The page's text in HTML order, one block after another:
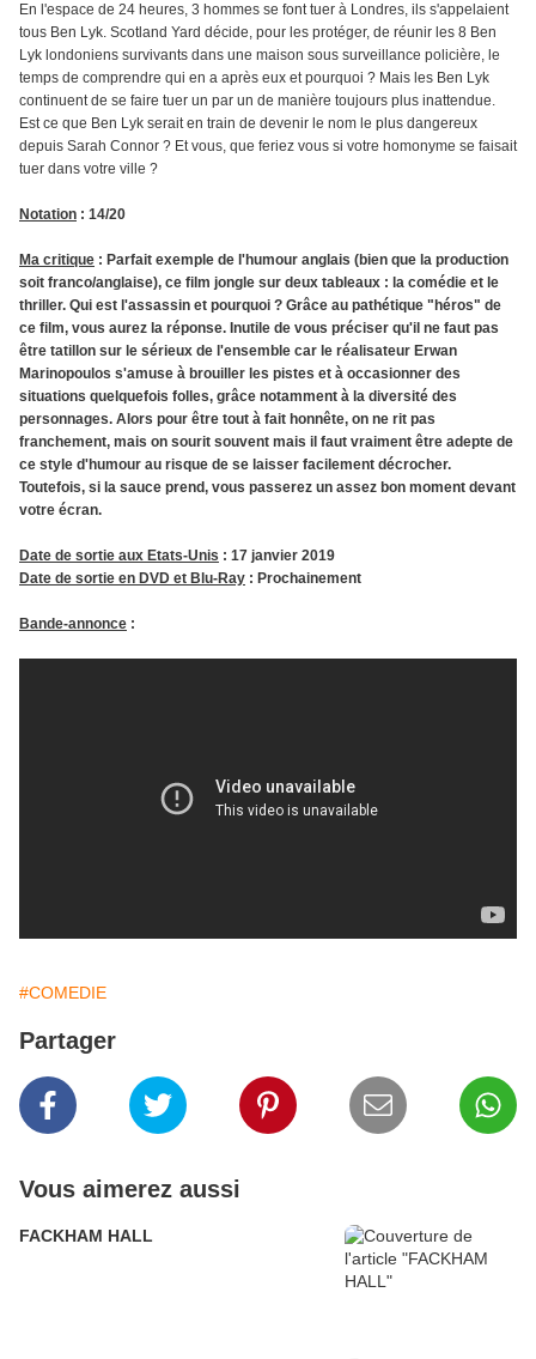
En l'espace de 24 heures, 3 hommes se font tuer à Londres, ils s'appelaient
tous Ben Lyk. Scotland Yard décide, pour les protéger, de réunir les 8 Ben
Lyk londoniens survivants dans une maison sous surveillance policière, le
temps de comprendre qui en a après eux et pourquoi ? Mais les Ben Lyk
continuent de se faire tuer un par un de manière toujours plus inattendue.
Est ce que Ben Lyk serait en train de devenir le nom le plus dangereux
depuis Sarah Connor ? Et vous, que feriez vous si votre homonyme se faisait
tuer dans votre ville ?
Notation : 14/20
Ma critique : Parfait exemple de l'humour anglais (bien que la production
soit franco/anglaise), ce film jongle sur deux tableaux : la comédie et le
thriller. Qui est l'assassin et pourquoi ? Grâce au pathétique "héros" de
ce film, vous aurez la réponse. Inutile de vous préciser qu'il ne faut pas
être tatillon sur le sérieux de l'ensemble car le réalisateur Erwan
Marinopoulos s'amuse à brouiller les pistes et à occasionner des
situations quelquefois folles, grâce notamment à la diversité des
personnages. Alors pour être tout à fait honnête, on ne rit pas
franchement, mais on sourit souvent mais il faut vraiment être adepte de
ce style d'humour au risque de se laisser facilement décrocher.
Toutefois, si la sauce prend, vous passerez un assez bon moment devant
votre écran.
Date de sortie aux Etats-Unis : 17 janvier 2019
Date de sortie en DVD et Blu-Ray : Prochainement
Bande-annonce :
#COMEDIE
Partager
Vous aimerez aussi
FACKHAM HALL